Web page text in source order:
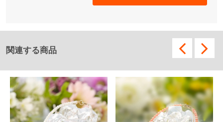
関連する商品